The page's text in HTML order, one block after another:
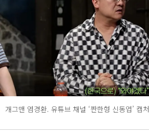
개그맨 염경환. 유튜브 채널 ‘짠한형 신동엽’ 캡처